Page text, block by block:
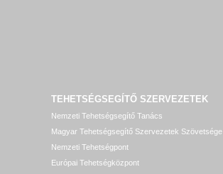
TEHETSÉGSEGÍTŐ SZERVEZETEK
Nemzeti Tehetségsegítő Tanács
Magyar Tehetségsegítő Szervezetek Szövetsége
Nemzeti Tehetségpont
Európai Tehetségközpont